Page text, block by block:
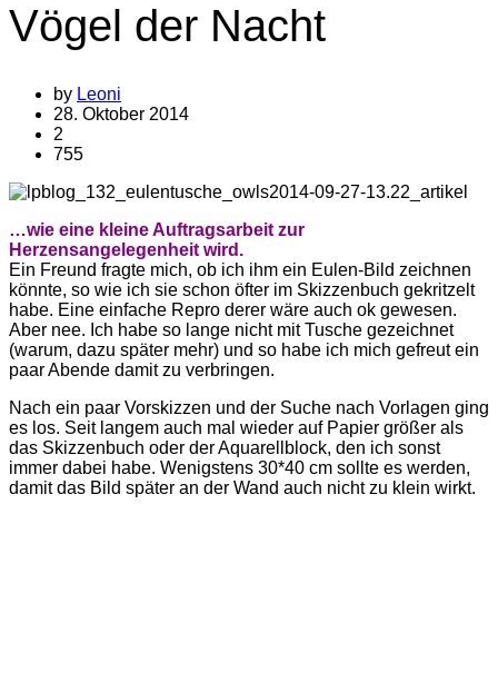
Vögel der Nacht
by Leoni
28. Oktober 2014
2
755
…wie eine kleine Auftragsarbeit zur
Herzensangelegenheit wird.
Ein Freund fragte mich, ob ich ihm ein Eulen-Bild zeichnen
könnte, so wie ich sie schon öfter im Skizzenbuch gekritzelt
habe. Eine einfache Repro derer wäre auch ok gewesen.
Aber nee. Ich habe so lange nicht mit Tusche gezeichnet
(warum, dazu später mehr) und so habe ich mich gefreut ein
paar Abende damit zu verbringen.
Nach ein paar Vorskizzen und der Suche nach Vorlagen ging
es los. Seit langem auch mal wieder auf Papier größer als
das Skizzenbuch oder der Aquarellblock, den ich sonst
immer dabei habe. Wenigstens 30*40 cm sollte es werden,
damit das Bild später an der Wand auch nicht zu klein wirkt.